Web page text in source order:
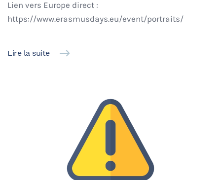
Lien vers Europe direct :
https://www.erasmusdays.eu/event/portraits/
Lire la suite